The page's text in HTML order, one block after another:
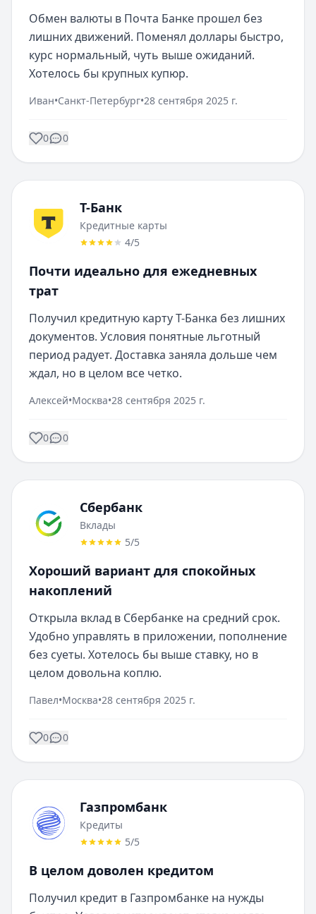
Обмен валюты в Почта Банке прошел без
лишних движений. Поменял доллары быстро,
курс нормальный, чуть выше ожиданий.
Хотелось бы крупных купюр.
Иван•Санкт-Петербург•28 сентября 2025 г.
0 0
Т-Банк
Кредитные карты
4/5
Почти идеально для ежедневных
трат
Получил кредитную карту Т-Банка без лишних
документов. Условия понятные льготный
период радует. Доставка заняла дольше чем
ждал, но в целом все четко.
Алексей•Москва•28 сентября 2025 г.
0 0
Сбербанк
Вклады
5/5
Хороший вариант для спокойных
накоплений
Открыла вклад в Сбербанке на средний срок.
Удобно управлять в приложении, пополнение
без суеты. Хотелось бы выше ставку, но в
целом довольна коплю.
Павел•Москва•28 сентября 2025 г.
0 0
Газпромбанк
Кредиты
5/5
В целом доволен кредитом
Получил кредит в Газпромбанке на нужды